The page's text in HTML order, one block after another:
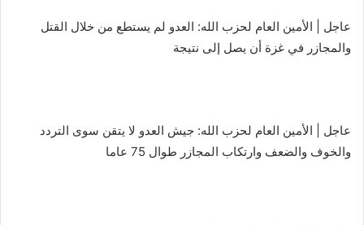
عاجل | الأمين العام لحزب الله: العدو لم يستطع من خلال القتل
والمجازر في غزة أن يصل إلى نتيجة
عاجل | الأمين العام لحزب الله: جيش العدو لا يتقن سوى التردد
والخوف والضعف وارتكاب المجازر طوال 75 عاما